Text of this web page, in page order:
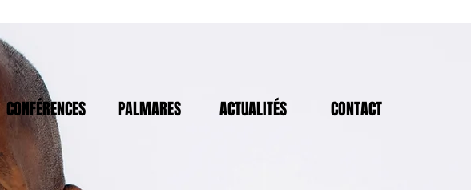
CONFÉRENCES PALMARES ACTUALITÉS CONTACT